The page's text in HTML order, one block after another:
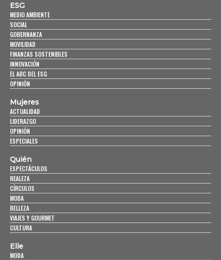
ESG
MEDIO AMBIENTE
SOCIAL
GOBERNANZA
MOVILIDAD
FINANZAS SOSTENIBLES
INNOVACIÓN
EL ABC DEL ESG
OPINIÓN
Mujeres
ACTUALIDAD
LIDERAZGO
OPINIÓN
ESPECIALES
Quién
ESPECTÁCULOS
REALEZA
CÍRCULOS
MODA
BELLEZA
VIAJES Y GOURMET
CULTURA
Elle
MODA